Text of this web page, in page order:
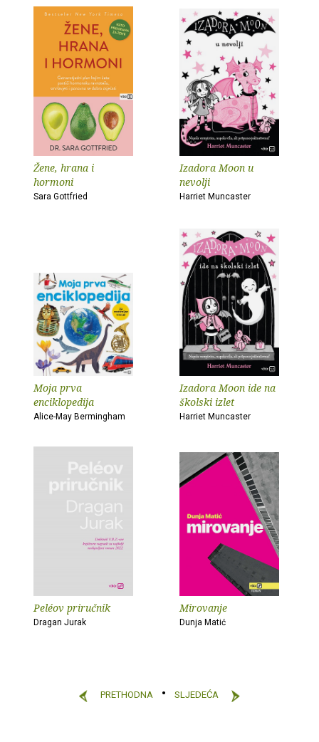
Žene, hrana i
hormoni
Sara Gottfried
Izadora Moon u
nevolji
Harriet Muncaster
Moja prva
enciklopedija
Alice-May Bermingham
Izadora Moon ide na
školski izlet
Harriet Muncaster
Peléov priručnik
Dragan Jurak
Mirovanje
Dunja Matić
PRETHODNA SLJEDEĆA